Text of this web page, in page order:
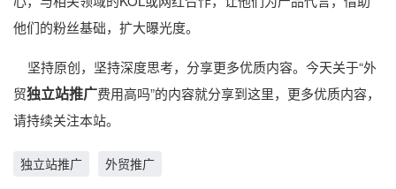
他们的粉丝基础，扩大曝光度。
坚持原创，坚持深度思考，分享更多优质内容。今天关于“外
贸独立站推广费用高吗”的内容就分享到这里，更多优质内容，
请持续关注本站。
独立站推广 外贸推广